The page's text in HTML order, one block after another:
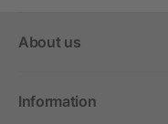
About us
Information